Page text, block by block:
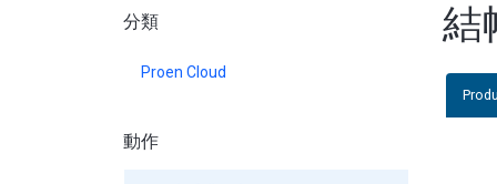
分類
Proen Cloud
動作
結